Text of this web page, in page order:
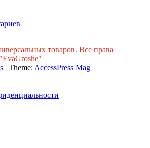
товаров. Все права
| Theme: AccessPress Mag